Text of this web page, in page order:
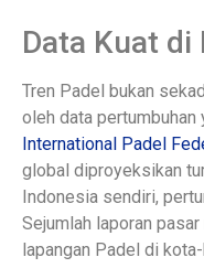
Data Kuat di
Tren Padel bukan
oleh data pertumbuhan
International Padel
global diproyeksikan
Indonesia sendiri,
Sejumlah laporan
lapangan Padel di